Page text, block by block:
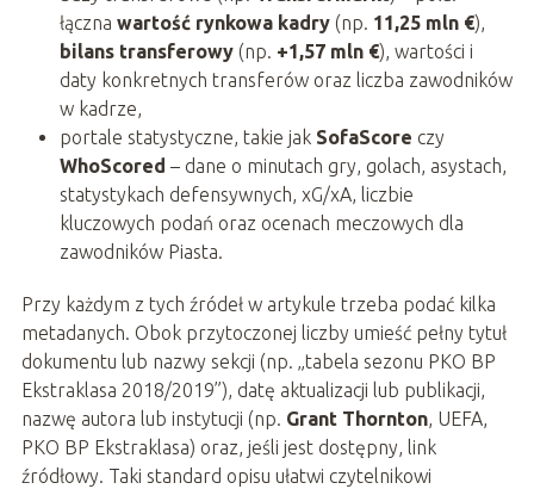
łączna wartość rynkowa kadry(np. 11,25 mln €),
bilans transferowy(np. +1,57 mln €), wartości i
daty konkretnych transferów oraz liczba zawodników
w kadrze,
portale statystyczne, takie jak SofaScore czy
WhoScored – dane o minutach gry, golach, asystach,
statystykach defensywnych, xG/xA, liczbie
kluczowych podań oraz ocenach meczowych dla
zawodników Piasta.
Przy każdym z tych źródeł w artykule trzeba podać kilka
metadanych. Obok przytoczonej liczby umieść pełny tytuł
dokumentu lub nazwy sekcji (np. „tabela sezonu PKO BP
Ekstraklasa 2018/2019”), datę aktualizacji lub publikacji,
nazwę autora lub instytucji (np. Grant Thornton, UEFA,
PKO BP Ekstraklasa) oraz, jeśli jest dostępny, link
źródłowy. Taki standard opisu ułatwi czytelnikowi